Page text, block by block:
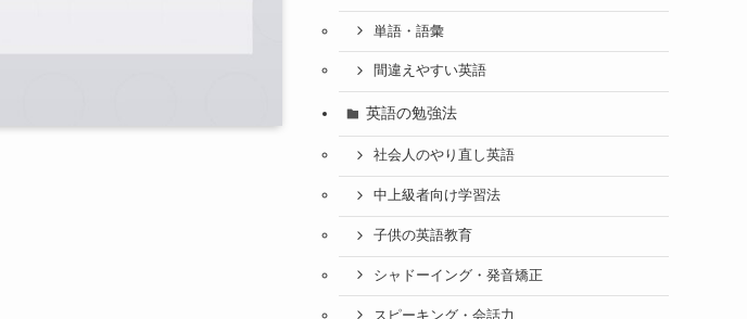
単語・語彙
間違えやすい英語
英語の勉強法
社会人のやり直し英語
中上級者向け学習法
子供の英語教育
シャドーイング・発音矯正
スピーキング・会話力